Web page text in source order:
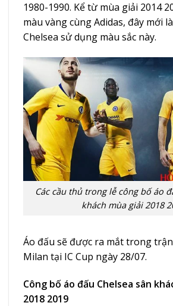
1980-1990. Kể từ mùa giải 2014
màu vàng cùng Adidas, đây mới
Chelsea sử dụng màu sắc này.
Các cầu thủ trong lễ công bố áo
khách mùa giải 2018
Áo đấu sẽ được ra mắt trong
Milan tại IC Cup ngày 28/07.
Công bố áo đấu Chelsea sân
2018 2019